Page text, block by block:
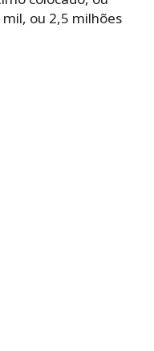
ou 2,5 milhões